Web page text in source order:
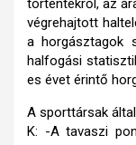
történtekről, az
végrehajtott
a horgásztagok
halfogási
es évet érintő
A sporttársak
K: -A tavaszi